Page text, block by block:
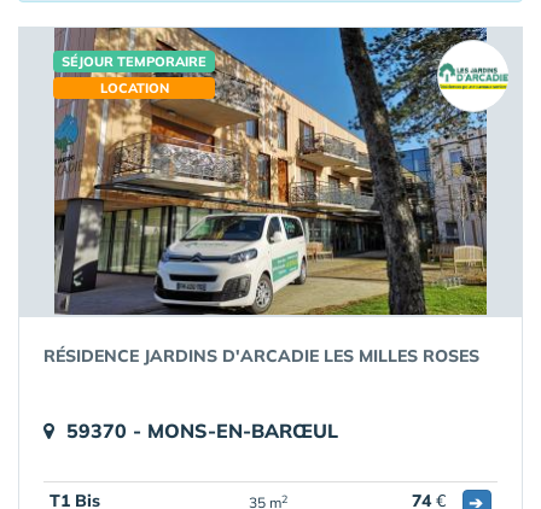
SÉJOUR TEMPORAIRE
LOCATION
RÉSIDENCE JARDINS D'ARCADIE LES MILLES ROSES
59370 - MONS-EN-BARŒUL
T1 Bis 35 m2 74€
➔